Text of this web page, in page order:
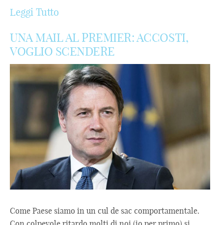
Leggi Tutto
UNA MAIL AL PREMIER: ACCOSTI,
VOGLIO SCENDERE
Come Paese siamo in un cul de sac comportamentale.